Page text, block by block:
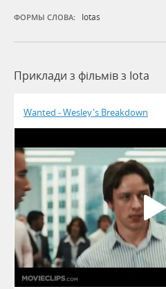
ФОРМЫ СЛОВА: Iotas
Приклади з фільмів з Iota
Wanted - Wesley's Breakdown